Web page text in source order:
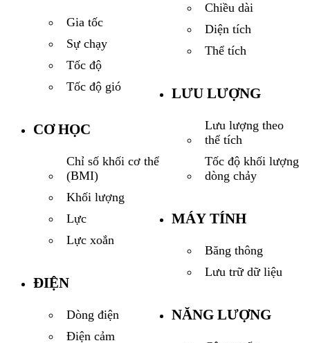
Gia tốc
Sự chạy
Tốc độ
Tốc độ gió
CƠ HỌC
Chỉ số khối cơ thể
(BMI)
Khối lượng
Lực
Lực xoắn
ĐIỆN
Dòng điện
Điện cảm
Chiều dài
Diện tích
Thể tích
LƯU LƯỢNG
Lưu lượng theo
thể tích
Tốc độ khối lượng
dòng chảy
MÁY TÍNH
Băng thông
Lưu trữ dữ liệu
NĂNG LƯỢNG